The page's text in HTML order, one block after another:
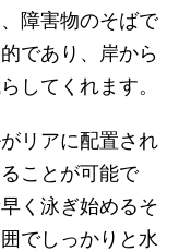
障害物のそばで
であり、岸から
してくれます。
リアに配置され
ことが可能で
く泳ぎ始めるそ
でしっかりと水